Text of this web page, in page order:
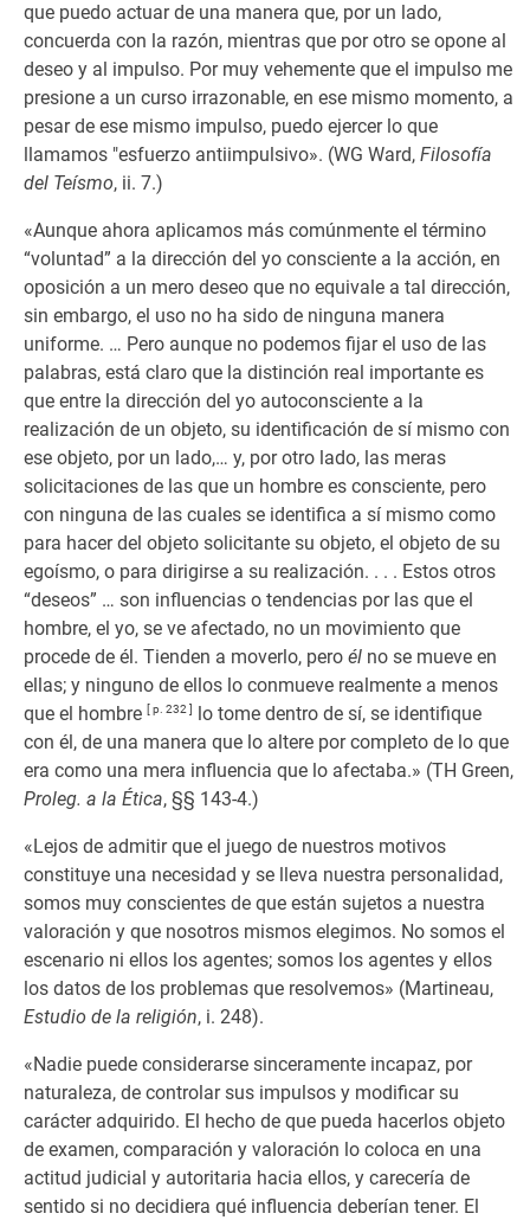
que puedo actuar de una manera que, por un lado,
concuerda con la razón, mientras que por otro se opone al
deseo y al impulso. Por muy vehemente que el impulso me
presione a un curso irrazonable, en ese mismo momento, a
pesar de ese mismo impulso, puedo ejercer lo que
llamamos "esfuerzo antiimpulsivo». (WG Ward, Filosofía
del Teísmo, ii. 7.)
«Aunque ahora aplicamos más comúnmente el término
“voluntad” a la dirección del yo consciente a la acción, en
oposición a un mero deseo que no equivale a tal dirección,
sin embargo, el uso no ha sido de ninguna manera
uniforme. … Pero aunque no podemos fijar el uso de las
palabras, está claro que la distinción real importante es
que entre la dirección del yo autoconsciente a la
realización de un objeto, su identificación de sí mismo con
ese objeto, por un lado,… y, por otro lado, las meras
solicitaciones de las que un hombre es consciente, pero
con ninguna de las cuales se identifica a sí mismo como
para hacer del objeto solicitante su objeto, el objeto de su
egoísmo, o para dirigirse a su realización. . . . Estos otros
“deseos” … son influencias o tendencias por las que el
hombre, el yo, se ve afectado, no un movimiento que
procede de él. Tienden a moverlo, pero él no se mueve en
ellas; y ninguno de ellos lo conmueve realmente a menos
que el hombre [ p. 232 ]
lo tome dentro de sí, se identifique
con él, de una manera que lo altere por completo de lo que
era como una mera influencia que lo afectaba.» (TH Green,
Proleg. a la Ética, §§ 143-4.)
«Lejos de admitir que el juego de nuestros motivos
constituye una necesidad y se lleva nuestra personalidad,
somos muy conscientes de que están sujetos a nuestra
valoración y que nosotros mismos elegimos. No somos el
escenario ni ellos los agentes; somos los agentes y ellos
los datos de los problemas que resolvemos» (Martineau,
Estudio de la religión, i. 248).
«Nadie puede considerarse sinceramente incapaz, por
naturaleza, de controlar sus impulsos y modificar su
carácter adquirido. El hecho de que pueda hacerlos objeto
de examen, comparación y valoración lo coloca en una
actitud judicial y autoritaria hacia ellos, y carecería de
sentido si no decidiera qué influencia deberían tener. El